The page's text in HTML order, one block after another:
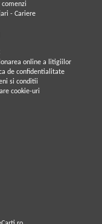
comenzi
- Cariere
online a litigiilor
de confidentialitate
si conditii
cookie-uri